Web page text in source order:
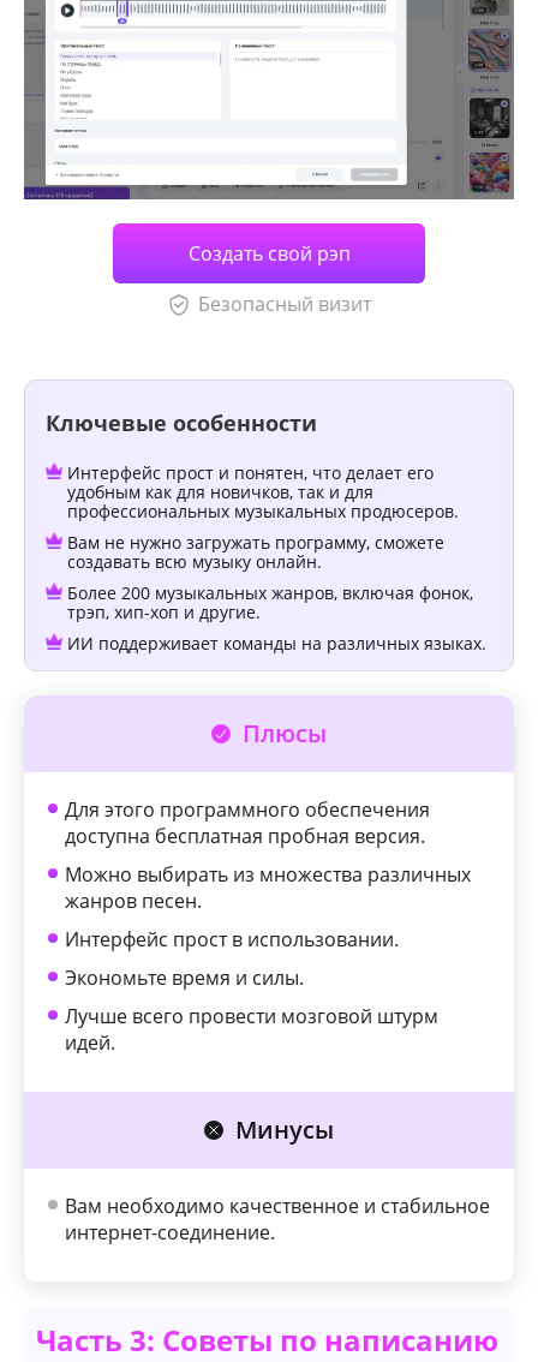
Создать свой рэп
Безопасный визит
Ключевые особенности
Интерфейс прост и понятен, что делает его
удобным как для новичков, так и для
профессиональных музыкальных продюсеров.
Вам не нужно загружать программу, сможете
создавать всю музыку онлайн.
Более 200 музыкальных жанров, включая фонок,
трэп, хип-хоп и другие.
ИИ поддерживает команды на различных языках.
Плюсы
Для этого программного обеспечения
доступна бесплатная пробная версия.
Можно выбирать из множества различных
жанров песен.
Интерфейс прост в использовании.
Экономьте время и силы.
Лучше всего провести мозговой штурм
идей.
Минусы
Вам необходимо качественное и стабильное
интернет-соединение.
Часть 3: Советы по написанию